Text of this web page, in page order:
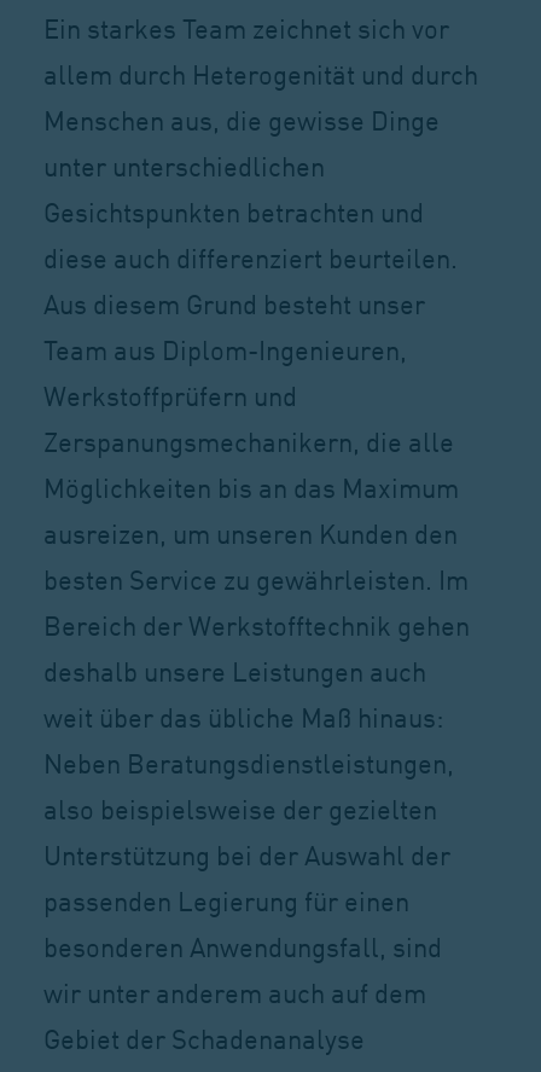
Ein starkes Team zeichnet sich vor
allem durch Heterogenität und durch
Menschen aus, die gewisse Dinge
unter unterschiedlichen
Gesichtspunkten betrachten und
diese auch differenziert beurteilen.
Aus diesem Grund besteht unser
Team aus Diplom-Ingenieuren,
Werkstoffprüfern und
Zerspanungsmechanikern, die alle
Möglichkeiten bis an das Maximum
ausreizen, um unseren Kunden den
besten Service zu gewährleisten. Im
Bereich der Werkstofftechnik gehen
deshalb unsere Leistungen auch
weit über das übliche Maß hinaus:
Neben Beratungsdienstleistungen,
also beispielsweise der gezielten
Unterstützung bei der Auswahl der
passenden Legierung für einen
besonderen Anwendungsfall, sind
wir unter anderem auch auf dem
Gebiet der Schadenanalyse